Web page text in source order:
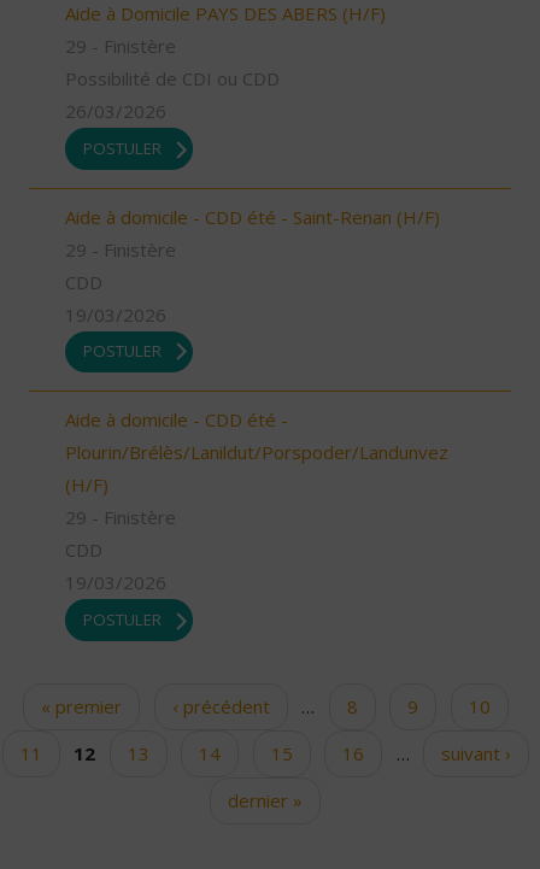
Aide à Domicile PAYS DES ABERS (H/F)
29 - Finistère
Possibilité de CDI ou CDD
26/03/2026
POSTULER
Aide à domicile - CDD été - Saint-Renan (H/F)
29 - Finistère
CDD
19/03/2026
POSTULER
Aide à domicile - CDD été -
Plourin/Brélès/Lanildut/Porspoder/Landunvez
(H/F)
29 - Finistère
CDD
19/03/2026
POSTULER
Pages« premier ‹ précédent … 8 9
10
11
12 13 14 15 16 …
suivant ›
dernier »